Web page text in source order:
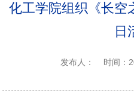
化工学院组织《长空
日
发布人： 时间：